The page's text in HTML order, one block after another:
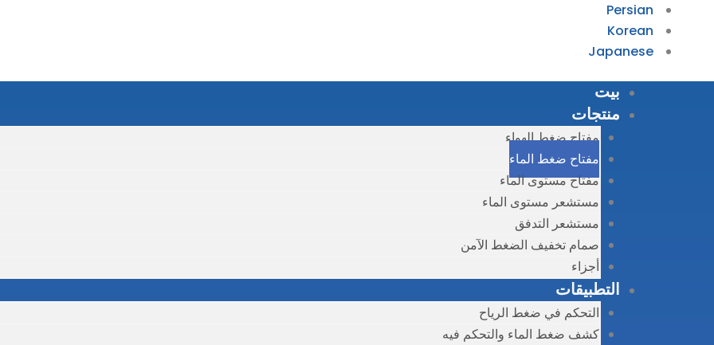
Persian
Korean
Japanese
بيت
منتجات
مفتاح ضغط الهواء
مفتاح ضغط الماء
مفتاح مستوى الماء
مستشعر مستوى الماء
مستشعر التدفق
صمام تخفيف الضغط الآمن
أجزاء
التطبيقات
التحكم في ضغط الرياح
كشف ضغط الماء والتحكم فيه